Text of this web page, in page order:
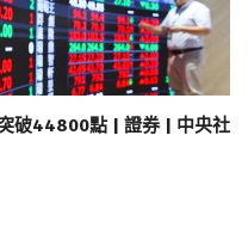
破44800點 | 證券 | 中央社